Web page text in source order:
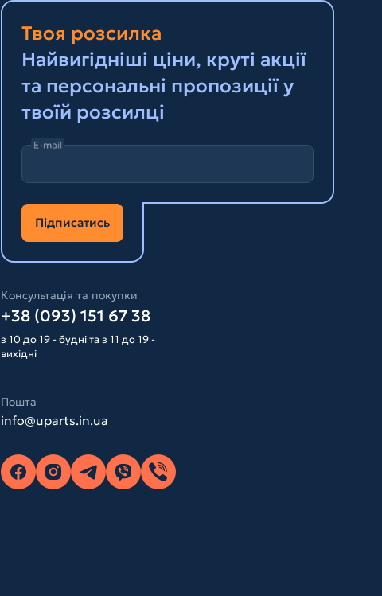
Твоя розсилка
Найвигідніші ціни, круті акції
та персональні пропозиції у
твоїй розсилці
E-mail
Підписатись
Консультація та покупки
+38 (093) 151 67 38
з 10 до 19 - будні та з 11 до 19 -
вихідні
Пошта
info@uparts.in.ua